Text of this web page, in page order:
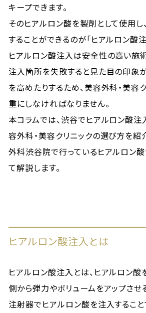
キープできます。
そのヒアルロン酸を製剤として使用
することができるのが「ヒアルロン酸注
ヒアルロン酸注入は安全性の高い施
注入箇所を失敗すると見た目の印象
を高めたりするため、美容外科・美容
重にしなければなりません。
本コラムでは、渋谷でヒアルロン酸
容外科・美容クリニックの選び方を紹
外科渋谷院で行っているヒアルロン
て解説します。
ヒアルロン酸注入とは
ヒアルロン酸注入とは、ヒアルロン酸
側から弾力やボリュームをアップさせ
注射器でヒアルロン酸を注入するこ